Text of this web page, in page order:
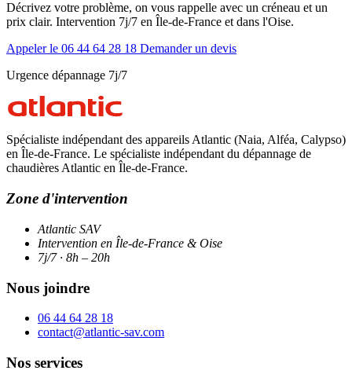
Décrivez votre problème, on vous rappelle avec un créneau et un
prix clair. Intervention 7j/7 en Île-de-France et dans l'Oise.
Appeler le 06 44 64 28 18 Demander un devis
Urgence dépannage 7j/7
Spécialiste indépendant des appareils Atlantic (Naia, Alféa, Calypso)
en Île-de-France. Le spécialiste indépendant du dépannage de
chaudières Atlantic en Île-de-France.
Zone d'intervention
Atlantic SAV
Intervention en Île-de-France & Oise
7j/7 · 8h – 20h
Nous joindre
06 44 64 28 18
contact@atlantic-sav.com
Nos services